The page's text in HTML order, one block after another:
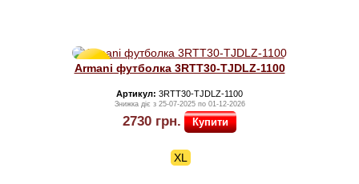
Знижка
30%
Armani футболка 3RTT30-TJDLZ-1100
Артикул: 3RTT30-TJDLZ-1100
Знижка діє з 25-07-2025 по 01-12-2026
2730 грн. Купити
XL